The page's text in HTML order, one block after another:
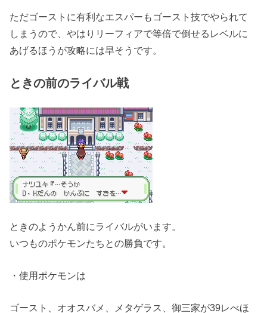
ただゴーストに有利なエスパーもゴースト技でやられて
しまうので、やはりリーフィアで等倍で倒せるレベルに
あげるほうが攻略には早そうです。
ときの前のライバル戦
ときのようかん前にライバルがいます。
いつものポケモンたちとの勝負です。
・使用ポケモンは
ゴースト、オオスバメ、メタゲラス、御三家が39レべほ